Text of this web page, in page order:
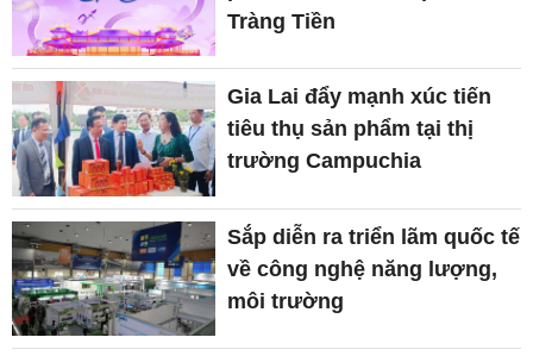
Tràng Tiền
Gia Lai đẩy mạnh xúc tiến
tiêu thụ sản phẩm tại thị
trường Campuchia
Sắp diễn ra triển lãm quốc tế
về công nghệ năng lượng,
môi trường